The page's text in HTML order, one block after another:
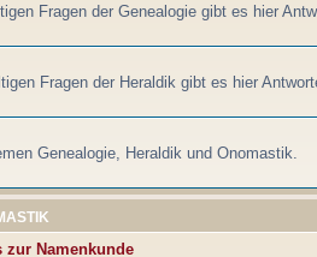
Fragen der Genealogie gibt es hier
Fragen der Heraldik gibt es hier
Genealogie, Heraldik und Onomastik.
zur Namenkunde